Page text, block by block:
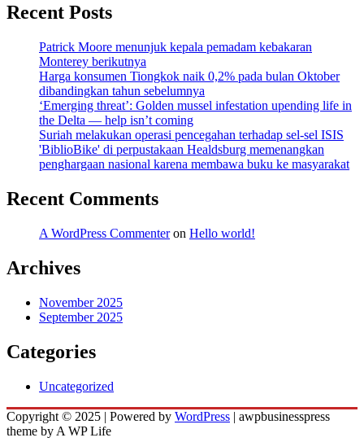
Recent Posts
Patrick Moore menunjuk kepala pemadam kebakaran
Monterey berikutnya
Harga konsumen Tiongkok naik 0,2% pada bulan Oktober
dibandingkan tahun sebelumnya
‘Emerging threat’: Golden mussel infestation upending life in
the Delta — help isn’t coming
Suriah melakukan operasi pencegahan terhadap sel-sel ISIS
'BiblioBike' di perpustakaan Healdsburg memenangkan
penghargaan nasional karena membawa buku ke masyarakat
Recent Comments
A WordPress Commenteron Hello world!
Archives
November 2025
September 2025
Categories
Uncategorized
Copyright © 2025 | Powered by WordPress | awpbusinesspress
theme by A WP Life